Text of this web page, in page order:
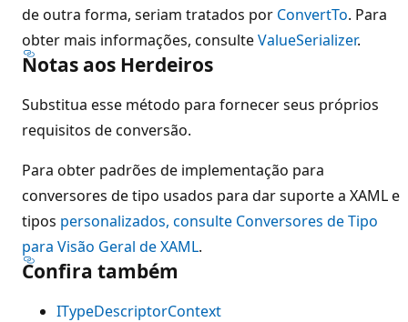
de outra forma, seriam tratados por ConvertTo. Para
obter mais informações, consulteValueSerializer.
Notas aos Herdeiros
Substitua esse método para fornecer seus próprios
requisitos de conversão.
Para obter padrões de implementação para
conversores de tipo usados para dar suporte a XAML e
tipos personalizados, consulte Conversores de Tipo
para Visão Geral de XAML.
Confira também
ITypeDescriptorContext